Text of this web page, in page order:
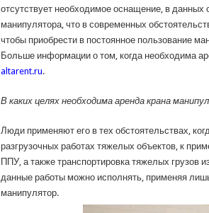
отсутствует необходимое оснащение, в
манипулятора, что в современных
чтобы приобрести в постоянное пользование
Больше информации о том, когда необходима
altarent.ru.
В каких целях необходима аренда крана
Люди применяют его в тех обстоятельствах,
разгрузочных работах тяжелых объектов, к
ППУ, а также транспортировка тяжелых грузов
данные работы можно исполнять, применяя
манипулятор.